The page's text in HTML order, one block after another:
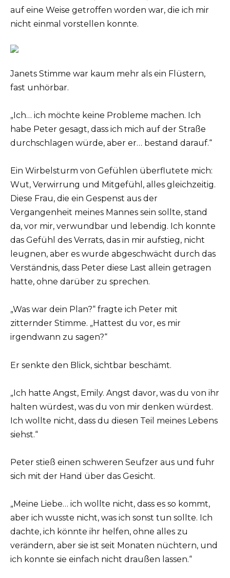
auf eine Weise getroffen worden war, die ich mir
nicht einmal vorstellen konnte.
Janets Stimme war kaum mehr als ein Flüstern,
fast unhörbar.
„Ich… ich möchte keine Probleme machen. Ich
habe Peter gesagt, dass ich mich auf der Straße
durchschlagen würde, aber er… bestand darauf.“
Ein Wirbelsturm von Gefühlen überflutete mich:
Wut, Verwirrung und Mitgefühl, alles gleichzeitig.
Diese Frau, die ein Gespenst aus der
Vergangenheit meines Mannes sein sollte, stand
da, vor mir, verwundbar und lebendig. Ich konnte
das Gefühl des Verrats, das in mir aufstieg, nicht
leugnen, aber es wurde abgeschwächt durch das
Verständnis, dass Peter diese Last allein getragen
hatte, ohne darüber zu sprechen.
„Was war dein Plan?“ fragte ich Peter mit
zitternder Stimme. „Hattest du vor, es mir
irgendwann zu sagen?“
Er senkte den Blick, sichtbar beschämt.
„Ich hatte Angst, Emily. Angst davor, was du von ihr
halten würdest, was du von mir denken würdest.
Ich wollte nicht, dass du diesen Teil meines Lebens
siehst.“
Peter stieß einen schweren Seufzer aus und fuhr
sich mit der Hand über das Gesicht.
„Meine Liebe… ich wollte nicht, dass es so kommt,
aber ich wusste nicht, was ich sonst tun sollte. Ich
dachte, ich könnte ihr helfen, ohne alles zu
verändern, aber sie ist seit Monaten nüchtern, und
ich konnte sie einfach nicht draußen lassen.“